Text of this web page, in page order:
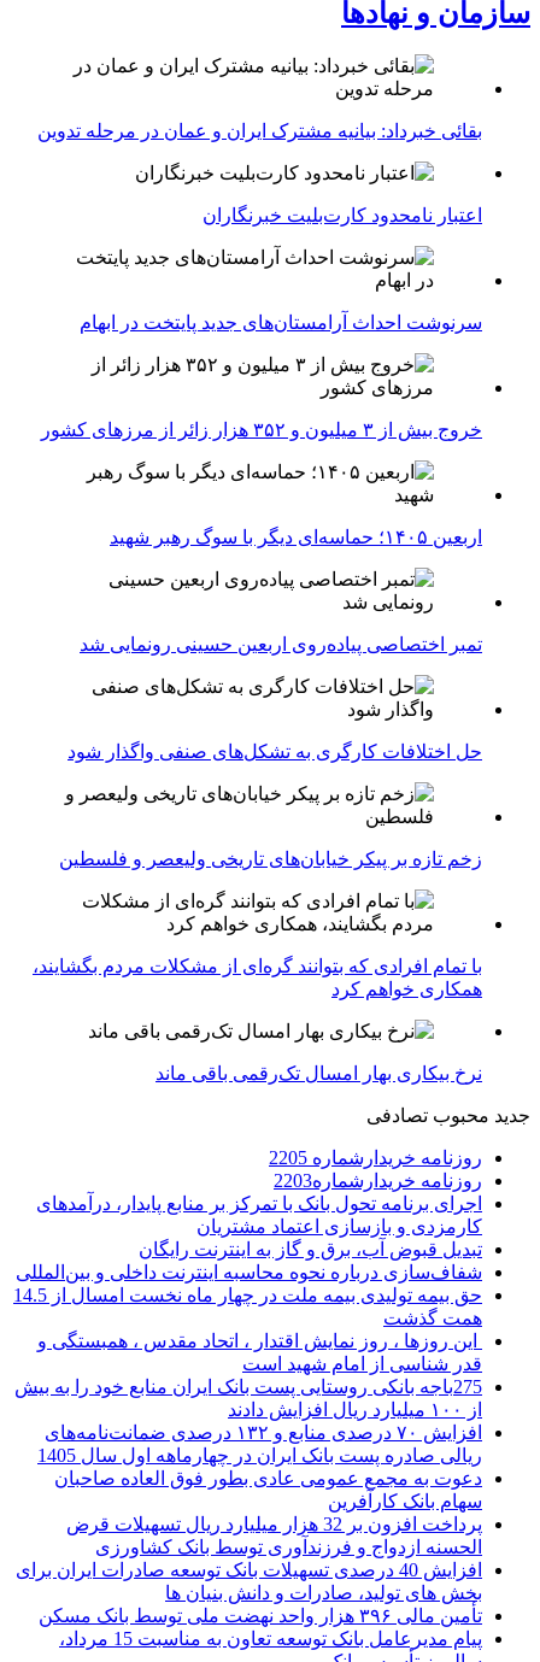
سازمان و نهادها
بقائی خبرداد: بیانیه مشترک ایران و عمان در مرحله تدوین
اعتبار نامحدود کارت‌بلیت خبرنگاران
سرنوشت احداث آرامستان‌های جدید پایتخت در ابهام
خروج بیش از ۳ میلیون و ۳۵۲ هزار زائر از مرزهای کشور
اربعین ۱۴۰۵؛ حماسه‌ای دیگر با سوگ رهبر شهید
تمبر اختصاصی پیاده‌روی اربعین حسینی رونمایی شد
حل اختلافات کارگری به تشکل‌های صنفی واگذار شود
زخم تازه بر پیکر خیابان‌های تاریخی ولیعصر و فلسطین
با تمام افرادی که بتوانند گره‌ای از مشکلات مردم بگشایند،
همکاری خواهم کرد
نرخ بیکاری بهار امسال تک‌رقمی باقی ماند
جدید محبوب تصادفی
روزنامه خریدارشماره 2205
روزنامه خریدارشماره2203
اجرای برنامه تحول بانک با تمرکز بر منابع پایدار، درآمدهای
کارمزدی و بازسازی اعتماد مشتریان
تبدیل قبوض آب، برق و گاز به اینترنت رایگان
شفاف‌سازی درباره نحوه محاسبه اینترنت داخلی و بین‌المللی
حق بیمه تولیدی بیمه ملت در چهار ماه نخست امسال از 14.5
همت گذشت
این روزها ، روز نمایش اقتدار ، اتحاد مقدس ، همبستگی و
قدر شناسی از امام شهید است
275باجه بانکی روستایی پست بانک ایران منابع خود را به بیش
از ۱۰۰ میلیارد ریال افزایش دادند
افزایش ۷۰ درصدی منابع و ۱۳۲ درصدی ضمانت‌نامه‌های
ریالی صادره پست بانک ایران در چهارماهه اول سال 1405
دعوت به مجمع عمومی عادی بطور فوق العاده صاحبان
سهام بانک کارآفرین
پرداخت افزون بر 32 هزار میلیارد ریال تسهیلات قرض
الحسنه ازدواج و فرزندآوری توسط بانک کشاورزی
افزایش 40 درصدی تسهیلات بانک توسعه صادرات ایران برای
بخش های تولید، صادرات و دانش بنیان ها
تأمین مالی ۳۹۶ هزار واحد نهضت ملی توسط بانک مسکن
پیام مدیرعامل بانک توسعه تعاون به مناسبت 15 مرداد،